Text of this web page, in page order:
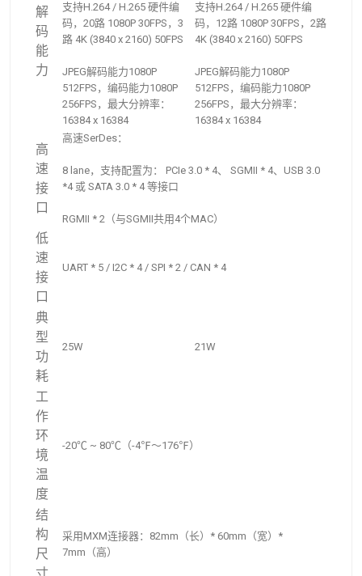
解
码
能
力
支持H.264 / H.265 硬件编
码，20路 1080P 30FPS，3
路 4K (3840 x 2160) 50FPS
JPEG解码能力1080P
512FPS，编码能力1080P
256FPS，最大分辨率：
16384 x 16384
支持H.264 / H.265 硬件编
码，12路 1080P 30FPS，2路
4K (3840 x 2160) 50FPS
JPEG解码能力1080P
512FPS，编码能力1080P
256FPS，最大分辨率：
16384 x 16384
高
速
接
口
高速SerDes：
8 lane，支持配置为： PCIe 3.0 * 4、 SGMII * 4、USB 3.0
*4 或 SATA 3.0 * 4 等接口
RGMII * 2（与SGMII共用4个MAC）
低
速
接
口
UART * 5 / I2C * 4 / SPI * 2 / CAN * 4
典
型
功
耗
25W 21W
工
作
环
境
温
度
-20℃ ~ 80℃（-4℉～176℉）
结
构
尺
采用MXM连接器：82mm（长）* 60mm（宽）*
7mm（高）